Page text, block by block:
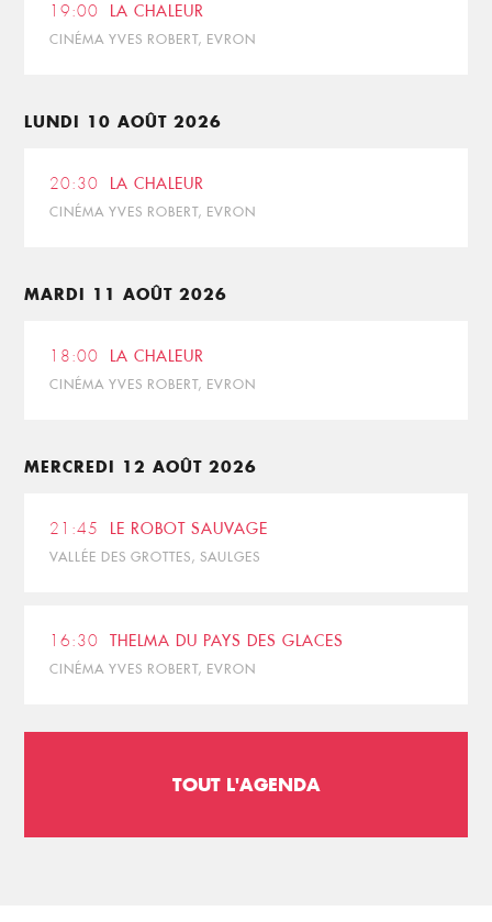
19:00 LA CHALEUR
CINÉMA YVES ROBERT, EVRON
LUNDI 10 AOÛT 2026
20:30 LA CHALEUR
CINÉMA YVES ROBERT, EVRON
MARDI 11 AOÛT 2026
18:00 LA CHALEUR
CINÉMA YVES ROBERT, EVRON
MERCREDI 12 AOÛT 2026
21:45 LE ROBOT SAUVAGE
VALLÉE DES GROTTES, SAULGES
16:30 THELMA DU PAYS DES GLACES
CINÉMA YVES ROBERT, EVRON
TOUT L'AGENDA